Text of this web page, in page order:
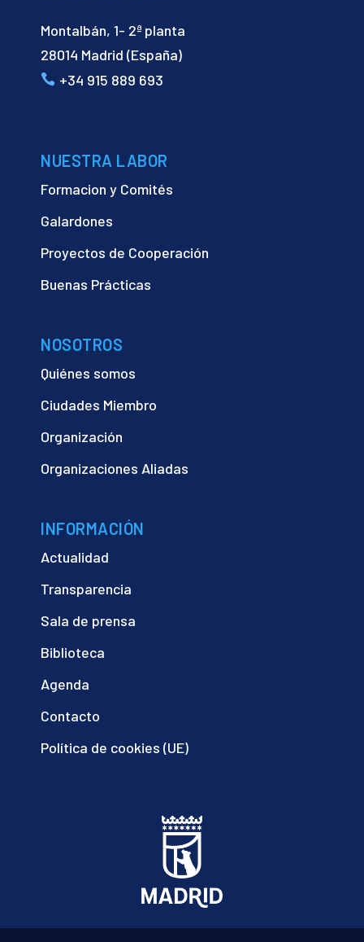
Montalbán, 1- 2ª planta
28014 Madrid (España)
+34 915 889 693
NUESTRA LABOR
Formacion y Comités
Galardones
Proyectos de Cooperación
Buenas Prácticas
NOSOTROS
Quiénes somos
Ciudades Miembro
Organización
Organizaciones Aliadas
INFORMACIÓN
Actualidad
Transparencia
Sala de prensa
Biblioteca
Agenda
Contacto
Política de cookies (UE)